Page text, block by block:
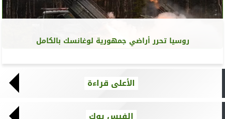
روسيا تحرر أراضي جمهورية لوغانسك بالكامل
الأعلى قراءة